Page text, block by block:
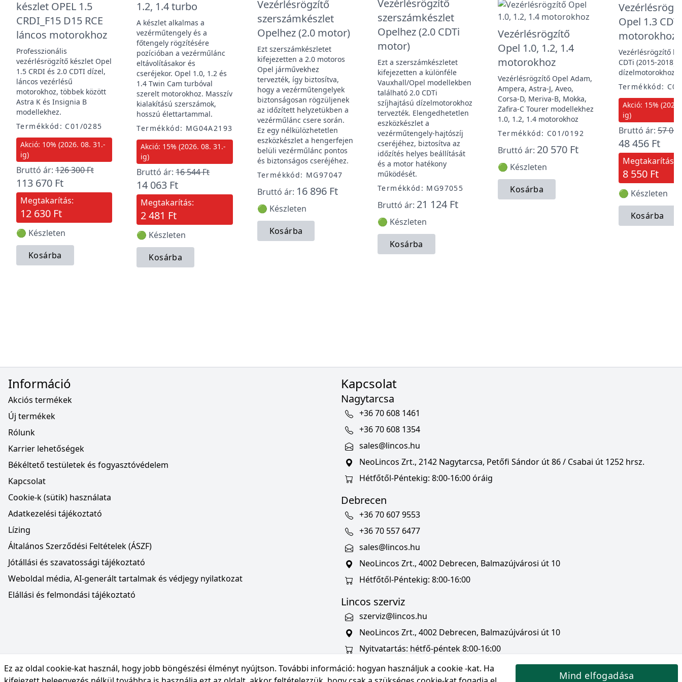
készlet OPEL 1.5
CRDI_F15 D15 RCE
láncos motorokhoz
Professzionális
vezérlésrögzítő készlet Opel
1.5 CRDI és 2.0 CDTI dízel,
láncos vezérlésű
motorokhoz, többek között
Astra K és Insignia B
modellekhez.
Termékkód: C01/0285
Akció: 10% (2026. 08. 31.-
ig)
Bruttó ár: 126 300 Ft
113 670 Ft
Megtakarítás:
12 630 Ft
🟢 Készleten
Kosárba
1.2, 1.4 turbo
A készlet alkalmas a
vezérműtengely és a
főtengely rögzítésére
pozícióban a vezérműlánc
eltávolításakor és
cseréjekor. Opel 1.0, 1.2 és
1.4 Twin Cam turbóval
szerelt motorokhoz. Masszív
kialakítású szerszámok,
hosszú élettartammal.
Termékkód: MG04A2193
Akció: 15% (2026. 08. 31.-
ig)
Bruttó ár:16 544 Ft
14 063 Ft
Megtakarítás:
2 481 Ft
🟢 Készleten
Kosárba
Vezérlésrögzítő
szerszámkészlet
Opelhez (2.0 motor)
Ezt szerszámkészletet
kifejezetten a 2.0 motoros
Opel járművekhez
tervezték, így biztosítva,
hogy a vezérműtengelyek
biztonságosan rögzüljenek
az időzített helyzetükben a
vezérműlánc csere során.
Ez egy nélkülözhetetlen
eszközkészlet a hengerfejen
belüli vezérműlánc pontos
és biztonságos cseréjéhez.
Termékkód: MG97047
Bruttó ár: 16 896 Ft
🟢 Készleten
Kosárba
Vezérlésrögzítő
szerszámkészlet
Opelhez (2.0 CDTi
motor)
Ezt a szerszámkészletet
kifejezetten a különféle
Vauxhall/Opel modellekben
található 2.0 CDTi
szíjhajtású dízelmotorokhoz
tervezték. Elengedhetetlen
eszközkészlet a
vezérműtengely-hajtószíj
cseréjéhez, biztosítva az
időzítés helyes beállítását
és a motor hatékony
működését.
Termékkód: MG97055
Bruttó ár: 21 124 Ft
🟢 Készleten
Kosárba
Vezérlésrögzítő
Opel 1.0, 1.2, 1.4
motorokhoz
Vezérlésrögzítő Opel Adam,
Ampera, Astra-J, Aveo,
Corsa-D, Meriva-B, Mokka,
Zafira-C Tourer modellekhez
1.0, 1.2, 1.4 motorokhoz
Termékkód: C01/0192
Bruttó ár: 20 570 Ft
🟢 Készleten
Kosárba
Opel 1.3 CDTi
motorokhoz
Vezérlésrögzítő
CDTi (2015-2018)
dízelmotorokhoz.
Termékkód:
Akció: 15%
ig)
Bruttó ár:57
48 456 Ft
Megtakarítás:
8 550 Ft
🟢 Készleten
Kosárba
Ez az oldal cookie-kat használ, hogy jobb böngészési élményt nyújtson. További információ: hogyan használjuk a cookie -kat. Ha
Mind elfogadása
Információ
Akciós termékek
Új termékek
Rólunk
Karrier lehetőségek
Békéltető testületek és fogyasztóvédelem
Kapcsolat
Cookie-k (sütik) használata
Adatkezelési tájékoztató
Lízing
Általános Szerződési Feltételek (ÁSZF)
Jótállási és szavatossági tájékoztató
Weboldal média, AI-generált tartalmak és védjegy nyilatkozat
Elállási és felmondási tájékoztató
Kapcsolat
Nagytarcsa
+36 70 608 1461
+36 70 608 1354
sales@lincos.hu
NeoLincos Zrt., 2142 Nagytarcsa, Petőfi Sándor út 86 / Csabai út 1252 hrsz.
Hétfőtől-Péntekig: 8:00-16:00 óráig
Debrecen
+36 70 607 9553
+36 70 557 6477
sales@lincos.hu
NeoLincos Zrt., 4002 Debrecen, Balmazújvárosi út 10
Hétfőtől-Péntekig: 8:00-16:00
Lincos szerviz
szerviz@lincos.hu
NeoLincos Zrt., 4002 Debrecen, Balmazújvárosi út 10
Nyitvatartás: hétfő-péntek 8:00-16:00